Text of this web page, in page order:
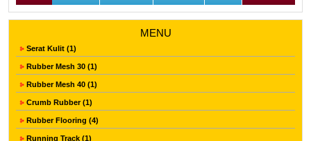
MENU
Serat Kulit (1)
Rubber Mesh 30 (1)
Rubber Mesh 40 (1)
Crumb Rubber (1)
Rubber Flooring (4)
Running Track (1)